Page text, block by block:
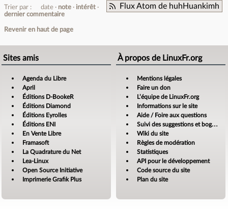
Flux Atom de huhHuankimh
Trier par : date note
intérêt
dernier commentaire
Revenir en haut de page
Sites amis
Agenda du Libre
April
Éditions D-BookeR
Éditions Diamond
Éditions Eyrolles
Éditions ENI
En Vente Libre
Framasoft
La Quadrature du Net
Lea-Linux
Open Source Initiative
Imprimerie Grafik Plus
À propos de LinuxFr.org
Mentions légales
Faire un don
L’équipe de LinuxFr.org
Informations sur le site
Aide / Foire aux questions
Suivi des suggestions et bogues
Wiki du site
Règles de modération
Statistiques
API pour le développement
Code source du site
Plan du site